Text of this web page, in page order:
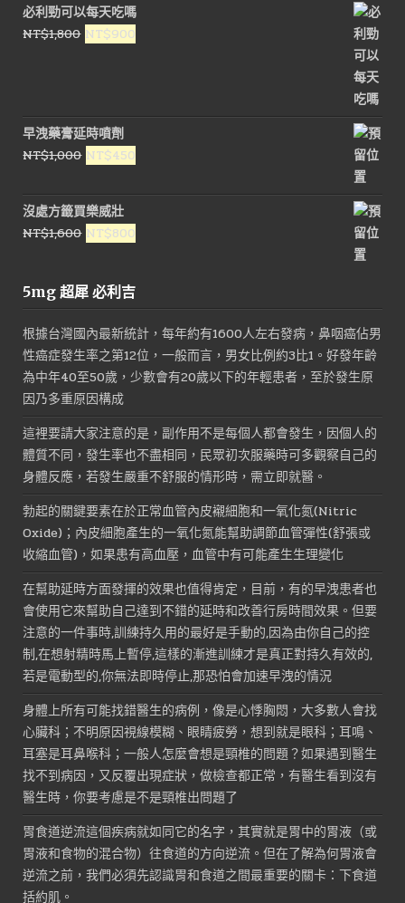
必利勁可以每天吃嗎
NT$1,800 原
NT$1,800。
NT$900
NT$900。
早洩藥膏延時噴劑
NT$1,000 原
價
格：
NT$1,000。
NT$450
價
格：
NT$450。
沒處方籤買樂威壯
NT$1,600 原
格：
NT$800
5mg 超犀 必利吉
根據台灣國內最新統計，每年約有1600人左右發病，鼻咽癌佔男
性癌症發生率之第12位，一般而言，男女比例約3比1。好發年齡
為中年40至50歲，少數會有20歲以下的年輕患者，至於發生原
因乃多重原因構成
這裡要請大家注意的是，副作用不是每個人都會發生，因個人的
體質不同，發生率也不盡相同，民眾初次服藥時可多觀察自己的
身體反應，若發生嚴重不舒服的情形時，需立即就醫。
勃起的關鍵要素在於正常血管內皮襯細胞和一氧化氮(Nitric
Oxide)；內皮細胞產生的一氧化氮能幫助調節血管彈性(舒張或
收縮血管)，如果患有高血壓，血管中有可能產生生理變化
在幫助延時方面發揮的效果也值得肯定，目前，有的早洩患者也
會使用它來幫助自己達到不錯的延時和改善行房時間效果。但要
注意的一件事時,訓練持久用的最好是手動的,因為由你自己的控
制,在想射精時馬上暫停,這樣的漸進訓練才是真正對持久有效的,
若是電動型的,你無法即時停止,那恐怕會加速早洩的情況
身體上所有可能找錯醫生的病例，像是心悸胸悶，大多數人會找
心臟科；不明原因視線模糊、眼睛疲勞，想到就是眼科；耳鳴、
耳塞是耳鼻喉科；一般人怎麼會想是頸椎的問題？如果遇到醫生
找不到病因，又反覆出現症狀，做檢查都正常，有醫生看到沒有
醫生時，你要考慮是不是頸椎出問題了
胃食道逆流這個疾病就如同它的名字，其實就是胃中的胃液（或
胃液和食物的混合物）往食道的方向逆流。但在了解為何胃液會
逆流之前，我們必須先認識胃和食道之間最重要的關卡：下食道
括約肌。